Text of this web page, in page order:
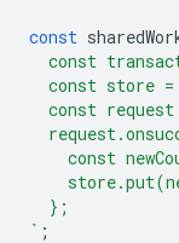
const
const
const store
const
const
  };
` ;